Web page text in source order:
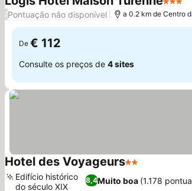
3
/Pontuação não disponível a 0.2 km de Centro
De € 112
Consulte os preços de 4 sites
Hotel des Voyageurs2 Estrelas
8,4Muito boa (1.178
Edifício histórico
do século XIX